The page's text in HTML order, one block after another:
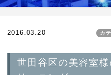
2016.03.20 カ
世田谷区の美容室